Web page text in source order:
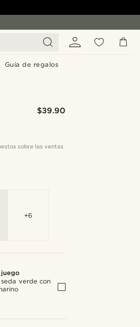
Guía de regalos
$39.90
sobre las ventas
+6
verde con